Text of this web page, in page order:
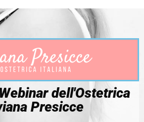
dell'Ostetrica
Presicce